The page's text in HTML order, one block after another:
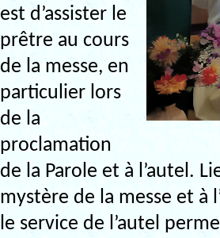
est d’assister le
prêtre au cours
de la messe, en
particulier lors
de la
proclamation
de la Parole et à l’autel.
mystère de la messe et à
le service de l’autel